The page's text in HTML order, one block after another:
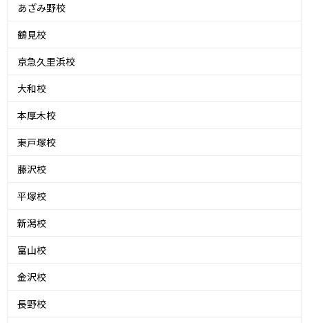
あざみ野校
鶴見校
京急久里浜校
大和校
本厚木校
東戸塚校
藤沢校
平塚校
新潟校
富山校
金沢校
長野校